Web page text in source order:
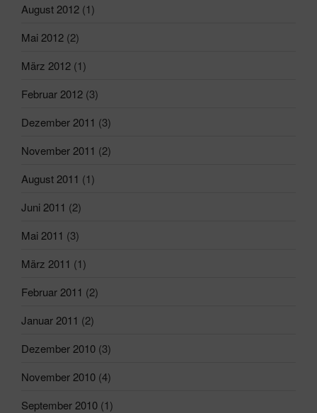
August 2012 (1)
Mai 2012 (2)
März 2012 (1)
Februar 2012 (3)
Dezember 2011 (3)
November 2011 (2)
August 2011 (1)
Juni 2011 (2)
Mai 2011 (3)
März 2011 (1)
Februar 2011 (2)
Januar 2011 (2)
Dezember 2010 (3)
November 2010 (4)
September 2010 (1)